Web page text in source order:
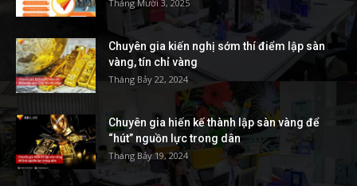
Tháng Mười 3, 2025
Chuyên gia kiến nghị sớm thí điểm lập sàn
vàng, tín chỉ vàng
Tháng Bảy 22, 2024
Chuyên gia hiến kế thành lập sàn vàng để
“hút” nguồn lực trong dân
Tháng Bảy 19, 2024